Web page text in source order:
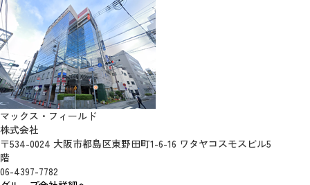
マックス・フィールド
株式会社
〒534-0024 大阪市都島区東野田町1-6-16 ワタヤコスモスビル5
階
06-4397-7782